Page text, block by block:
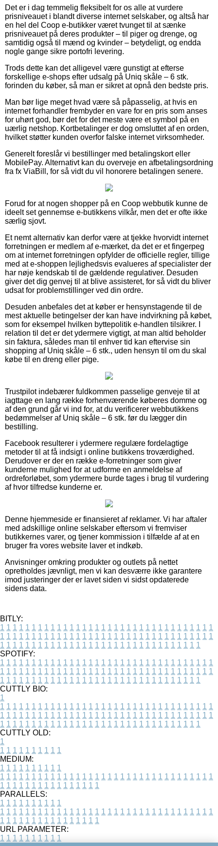
Det er i dag temmelig fleksibelt for os alle at vurdere
prisniveauet i blandt diverse internet selskaber, og altså har
en hel del Coop e-butikker været tvunget til at sænke
prisniveauet på deres produkter – til piger og drenge, og
samtidig også til mænd og kvinder – betydeligt, og endda
nogle gange sikre portofri levering.
Trods dette kan det alligevel være gunstigt at efterse
forskellige e-shops efter udsalg på Uniq skåle – 6 stk.
forinden du køber, så man er sikret at opnå den bedste pris.
Man bør lige meget hvad være så påpasselig, at hvis en
internet forhandler frembyder en vare for en pris som anses
for uhørt god, bør det for det meste være et symbol på en
uærlig netshop. Kortbetalinger er dog omsluttet af en orden,
hvilket støtter kunden overfor falske internet virksomheder.
Generelt foreslår vi bestillinger med betalingskort eller
MobilePay. Alternativt kan du overveje en afbetalingsordning
fra fx ViaBill, for så vidt du vil honorere betalingen senere.
Forud for at nogen shopper på en Coop webbutik kunne de
ideelt set gennemse e-butikkens vilkår, men det er ofte ikke
særlig sjovt.
Et nemt alternativ kan derfor være at tjekke hvorvidt internet
forretningen er medlem af e-mærket, da det er et fingerpeg
om at internet forretningen opfylder de officielle regler, tillige
med at e-shoppen lejlighedsvis evalueres af specialister der
har nøje kendskab til de gældende regulativer. Desuden
giver det dig genvej til at blive assisteret, for så vidt du bliver
udsat for problemstillinger ved din ordre.
Desuden anbefales det at køber er hensynstagende til de
mest aktuelle betingelser der kan have indvirkning på købet,
som for eksempel hvilken byttepolitik e-handlen tilsikrer. I
relation til det er det ydermere vigtigt, at man altid beholder
sin faktura, således man til enhver tid kan eftervise sin
shopping af Uniq skåle – 6 stk., uden hensyn til om du skal
købe til en dreng eller pige.
Trustpilot indebærer fuldkommen passelige genveje til at
iagttage en lang række forhenværende køberes domme og
af den grund går vi ind for, at du verificerer webbutikkens
bedømmelser af Uniq skåle – 6 stk. før du lægger din
bestilling.
Facebook resulterer i ydermere regulære fordelagtige
metoder til at få indsigt i online butikkens troværdighed.
Derudover er der en række e-forretninger som giver
kunderne mulighed for at udforme en anmeldelse af
ordreforløbet, som ydermere burde tages i brug til vurdering
af hvor tilfredse kunderne er.
Denne hjemmeside er finansieret af reklamer. Vi har aftaler
med adskillige online selskaber eftersom vi fremviser
butikkernes varer, og tjener kommission i tilfælde af at en
bruger fra vores website laver et indkøb.
Anvisninger omkring produkter og outlets på nettet
opretholdes jævnligt, men vi kan desværre ikke garantere
imod justeringer der er lavet siden vi sidst opdaterede
sidens data.
BITLY:
1 1 1 1 1 1 1 1 1 1 1 1 1 1 1 1 1 1 1 1 1 1 1 1 1 1 1 1 1 1 1 1 1 1
1 1 1 1 1 1 1 1 1 1 1 1 1 1 1 1 1 1 1 1 1 1 1 1 1 1 1 1 1 1 1 1 1 1
1 1 1 1 1 1 1 1 1 1 1 1 1 1 1 1 1 1 1 1 1 1 1 1 1 1 1 1 1 1 1 1
SPOTIFY:
1 1 1 1 1 1 1 1 1 1 1 1 1 1 1 1 1 1 1 1 1 1 1 1 1 1 1 1 1 1 1 1 1 1
1 1 1 1 1 1 1 1 1 1 1 1 1 1 1 1 1 1 1 1 1 1 1 1 1 1 1 1 1 1 1 1 1 1
1 1 1 1 1 1 1 1 1 1 1 1 1 1 1 1 1 1 1 1 1 1 1 1 1 1 1 1 1 1 1 1
CUTTLY BIO:
1
1 1 1 1 1 1 1 1 1 1 1 1 1 1 1 1 1 1 1 1 1 1 1 1 1 1 1 1 1 1 1 1 1 1
1 1 1 1 1 1 1 1 1 1 1 1 1 1 1 1 1 1 1 1 1 1 1 1 1 1 1 1 1 1 1 1 1 1
1 1 1 1 1 1 1 1 1 1 1 1 1 1 1 1 1 1 1 1 1 1 1 1 1 1 1 1 1 1 1 1
CUTTLY OLD:
1
1 1 1 1 1 1 1 1 1 1
MEDIUM:
1 1 1 1 1 1 1 1 1 1
1 1 1 1 1 1 1 1 1 1 1 1 1 1 1 1 1 1 1 1 1 1 1 1 1 1 1 1 1 1 1 1 1 1
1 1 1 1 1 1 1 1 1 1 1 1 1 1 1 1
PARALLELS:
1 1 1 1 1 1 1 1 1 1
1 1 1 1 1 1 1 1 1 1 1 1 1 1 1 1 1 1 1 1 1 1 1 1 1 1 1 1 1 1 1 1 1 1
1 1 1 1 1 1 1 1 1 1 1 1 1 1 1 1
URL PARAMETER:
1 1 1 1 1 1 1 1 1 1